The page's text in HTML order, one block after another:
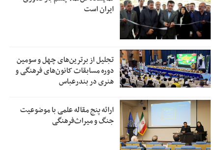
ایران است
تجلیل از بر‌ترین‌های چهل و سومین
دوره مسابقات کانون‌های فرهنگی و
هنری در بندرعباس
ارائه پنج مقاله علمی با موضوعیت
جنگ و میراث‌فرهنگی